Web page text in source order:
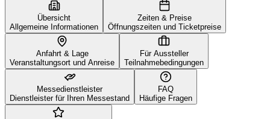
Übersicht
Allgemeine Informationen
Zeiten & Preise
Öffnungszeiten und Ticketpreise
Anfahrt & Lage
Veranstaltungsort und Anreise
Für Aussteller
Teilnahmebedingungen
Messedienstleister
Dienstleister für Ihren Messestand
FAQ
Häufige Fragen